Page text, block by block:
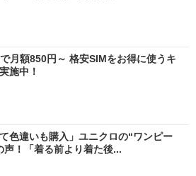
月額850円～ 格安SIMをお得に使うキ
施中！
て色違いも購入」ユニクロの“ワンピー
声！「着る前より着た後...